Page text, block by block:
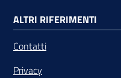
ALTRI RIFERIMENTI
Contatti
Privacy